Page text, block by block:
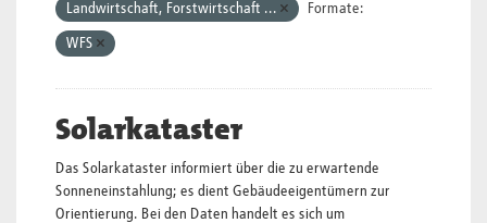
Landwirtschaft, Forstwirtschaft ... Formate:
WFS
Solarkataster
Das Solarkataster informiert über die zu erwartende
Sonneneinstahlung; es dient Gebäudeeigentümern zur
Orientierung. Bei den Daten handelt es sich um